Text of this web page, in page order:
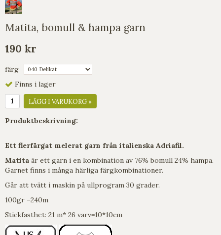
Matita, bomull & hampa garn
190 kr
färg
Finns i lager
LÄGG I VARUKORG »
Produktbeskrivning:
Ett flerfärgat melerat garn från italienska Adriafil.
Matita är ett garn i en kombination av 76% bomull 24% hampa.
Garnet finns i många härliga färgkombinationer.
Går att tvätt i maskin på ullprogram 30 grader.
100gr –240m
Stickfasthet: 21 m* 26 varv=10*10cm